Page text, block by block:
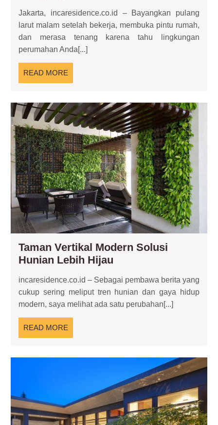
Fondasi
Hidup
Nyaman
Jakarta, incaresidence.co.id – Bayangkan pulang
larut malam setelah bekerja, membuka pintu rumah,
dan merasa tenang karena tahu lingkungan
perumahan Anda[...]
READ MORE
MORE
Taman Vertikal Modern Solusi
Hunian Lebih Hijau
Modern
Solusi
Hunian
incaresidence.co.id – Sebagai pembawa berita yang
cukup sering meliput tren hunian dan gaya hidup
modern, saya melihat ada satu perubahan[...]
READ MORE
MORE